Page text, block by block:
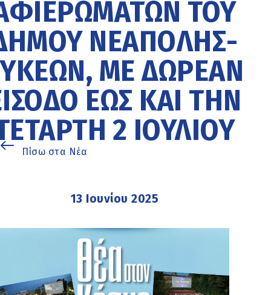
ΤΟΥ
ΝΕΆΠΟΛΗΣ-
ΜΕ ΔΩΡΕΆΝ
ΈΩΣ ΚΑΙ ΤΗΝ
2 ΙΟΥΛΊΟΥ
Πίσω στα Νέα
13 Ιουνίου 2025